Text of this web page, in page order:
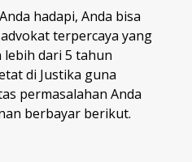
hadapi, Anda bisa
terpercaya yang
dari 5 tahun
di Justika guna
permasalahan Anda
berbayar berikut.